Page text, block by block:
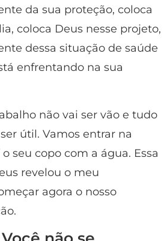
da sua proteção, coloca
coloca Deus nesse projeto,
dessa situação de saúde
enfrentando na sua
não vai ser vão e tudo
útil. Vamos entrar na
seu copo com a água. Essa
revelou o meu
agora o nosso